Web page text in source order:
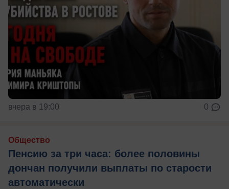
вчера в 19:00 0
Общество
Пенсию за три часа: более половины
дончан получили выплаты по старости
автоматически